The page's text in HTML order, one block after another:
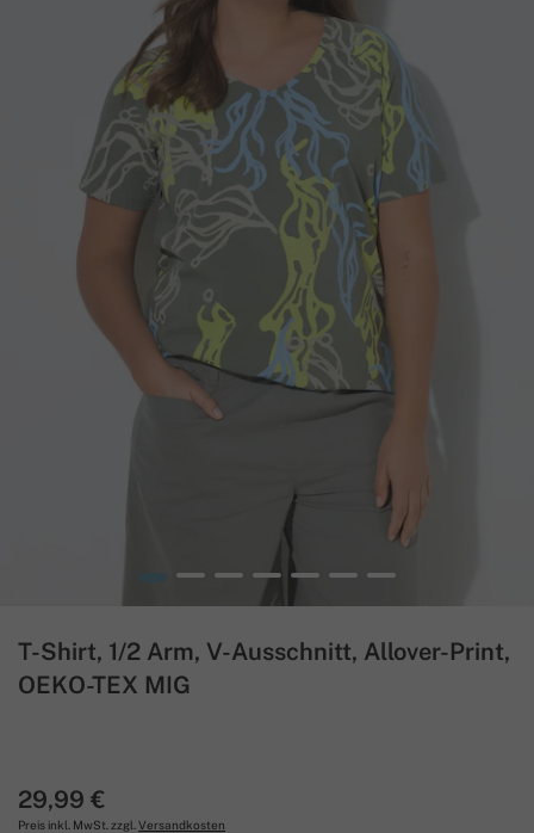
2 3 4 5 6 7
T-Shirt, 1/2 Arm, V-Ausschnitt, Allover-Print,
OEKO-TEX MIG
29,99 €
Preis inkl. MwSt. zzgl. Versandkosten